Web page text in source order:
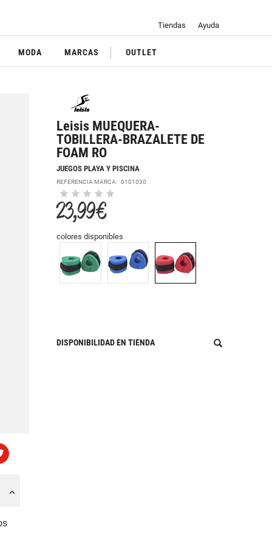
Tiendas Ayuda
MODA MARCAS OUTLET
Leisis MUEQUERA-
TOBILLERA-BRAZALETE DE
FOAM RO
JUEGOS PLAYA Y PISCINA
REFERENCIA MARCA:0101030
23,99 €
colores disponibles
DISPONIBILIDAD EN TIENDA